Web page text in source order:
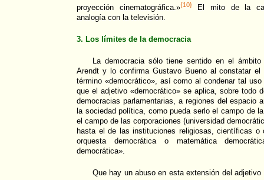
proyección cinematográfica.»{10}El mito de la
analogía con la televisión.
3. Los límites de la democracia
La democracia sólo tiene sentido en el
Arendt y lo confirma Gustavo Bueno al constatar
término «democrático», así como al condenar tal
que el adjetivo «democrático» se aplica, sobre todo
democracias parlamentarias, a regiones del espacio
la sociedad política, como pueda serlo el campo de
el campo de las corporaciones (universidad
hasta el de las instituciones religiosas, científicas o
orquesta democrática o matemática
democrática».
Que hay un abuso en esta extensión del